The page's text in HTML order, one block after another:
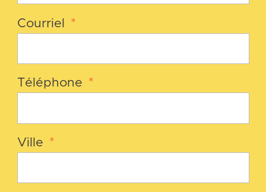
Courriel *
Téléphone *
Ville *